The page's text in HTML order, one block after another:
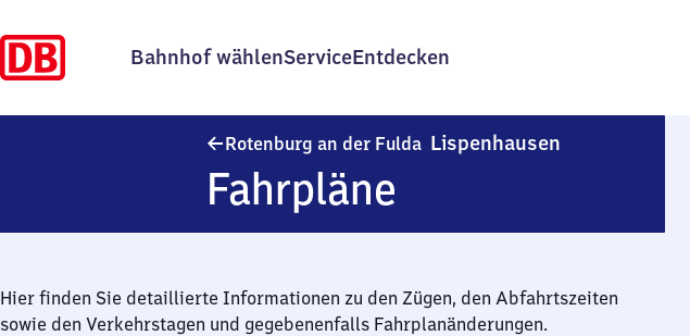
Bahnhof wählenServiceEntdecken
Rotenburg an der Fulda Lispenhausen
Fahrpläne
Hier finden Sie detaillierte Informationen zu den Zügen, den Abfahrtszeiten
sowie den Verkehrstagen und gegebenenfalls Fahrplanänderungen.